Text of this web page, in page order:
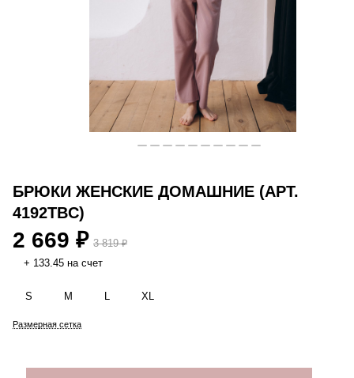
БРЮКИ ЖЕНСКИЕ ДОМАШНИЕ (АРТ.
4192TBC)
2 669 ₽ 3 819 ₽
+ 133.45 на счет
S M L XL
Размерная сетка